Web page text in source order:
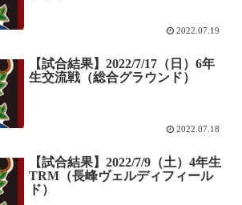
2022.07.19
【試合結果】2022/7/17（日）6年
生交流戦（総合グラウンド）
2022.07.18
【試合結果】2022/7/9（土）4年生
TRM（長峰ヴェルディフィール
ド）